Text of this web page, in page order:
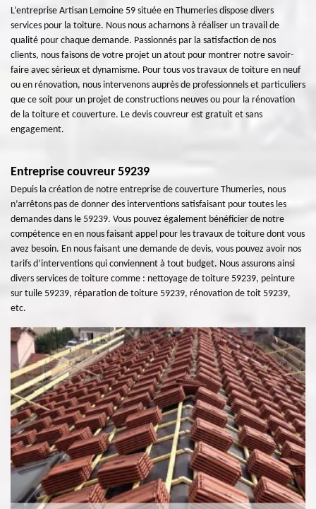
L’entreprise Artisan Lemoine 59 située en Thumeries dispose divers
services pour la toiture. Nous nous acharnons à réaliser un travail de
qualité pour chaque demande. Passionnés par la satisfaction de nos
clients, nous faisons de votre projet un atout pour montrer notre savoir-
faire avec sérieux et dynamisme. Pour tous vos travaux de toiture en neuf
ou en rénovation, nous intervenons auprès de professionnels et particuliers
que ce soit pour un projet de constructions neuves ou pour la rénovation
de la toiture et couverture. Le devis couvreur est gratuit et sans
engagement.
Entreprise couvreur 59239
Depuis la création de notre entreprise de couverture Thumeries, nous
n’arrêtons pas de donner des interventions satisfaisant pour toutes les
demandes dans le 59239. Vous pouvez également bénéficier de notre
compétence en en nous faisant appel pour les travaux de toiture dont vous
avez besoin. En nous faisant une demande de devis, vous pouvez avoir nos
tarifs d’interventions qui conviennent à tout budget. Nous assurons ainsi
divers services de toiture comme : nettoyage de toiture 59239, peinture
sur tuile 59239, réparation de toiture 59239, rénovation de toit 59239,
etc.